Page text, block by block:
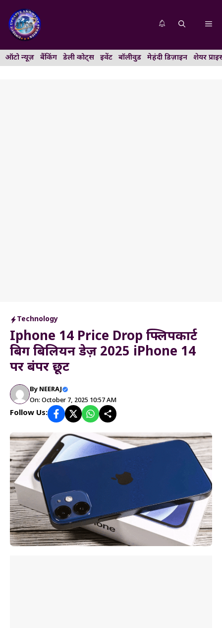
content
ऑटो न्यूज़ बैंकिंग डेली कोट्स इवेंट बॉलीवुड मेहंदी डिज़ाइन शेयर
Technology
Iphone 14 Price Drop फ्लिपकार्ट
बिग बिलियन डेज़ 2025 iPhone 14
पर बंपर छूट
By NEERAJ
On: October 7, 2025 10:57 AM
Follow Us: